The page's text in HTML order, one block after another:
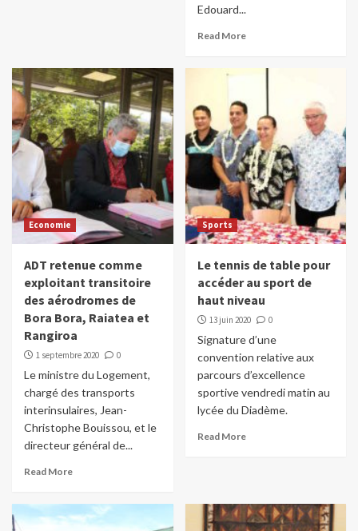
Edouard...
Read More
Economie
ADT retenue comme
exploitant transitoire
des aérodromes de
Bora Bora, Raiatea et
Rangiroa
1 septembre 2020 0
Le ministre du Logement,
chargé des transports
interinsulaires, Jean-
Christophe Bouissou, et le
directeur général de...
Read More
Sports
Le tennis de table pour
accéder au sport de
haut niveau
13 juin 2020 0
Signature d’une
convention relative aux
parcours d’excellence
sportive vendredi matin au
lycée du Diadème.
Read More